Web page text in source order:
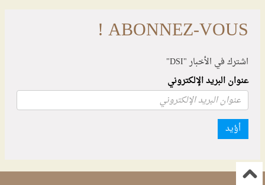
ABONNEZ-VOUS !
اشترك في الأخبار "DSI"
عنوان البريد الإلكتروني
أؤيد